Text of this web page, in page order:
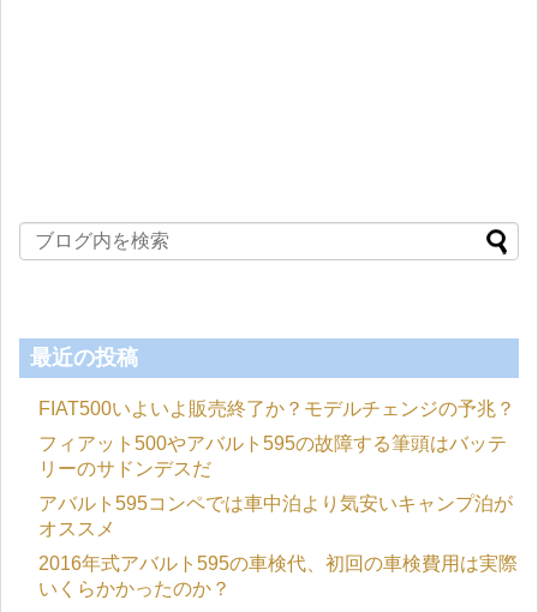
最近の投稿
FIAT500いよいよ販売終了か？モデルチェンジの予兆？
フィアット500やアバルト595の故障する筆頭はバッテ
リーのサドンデスだ
アバルト595コンペでは車中泊より気安いキャンプ泊が
オススメ
2016年式アバルト595の車検代、初回の車検費用は実際
いくらかかったのか？